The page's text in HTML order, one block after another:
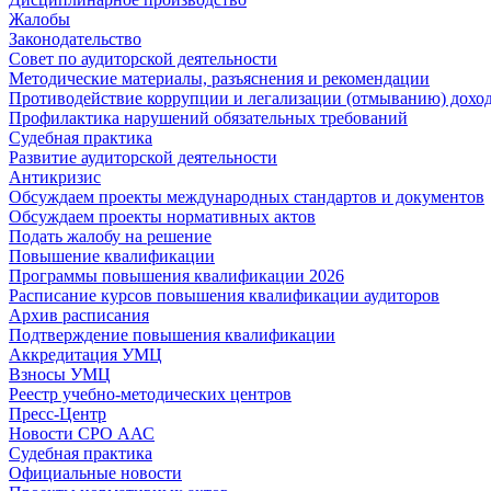
Жалобы
Законодательство
Совет по аудиторской деятельности
Методические материалы, разъяснения и рекомендации
Противодействие коррупции и легализации (отмыванию)
Профилактика нарушений обязательных требований
Судебная практика
Развитие аудиторской деятельности
Антикризис
Обсуждаем проекты международных стандартов и документов
Обсуждаем проекты нормативных актов
Подать жалобу на решение
Повышение квалификации
Программы повышения квалификации 2026
Расписание курсов повышения квалификации аудиторов
Архив расписания
Подтверждение повышения квалификации
Аккредитация УМЦ
Взносы УМЦ
Реестр учебно-методических центров
Пресс-Центр
Новости СРО ААС
Судебная практика
Официальные новости